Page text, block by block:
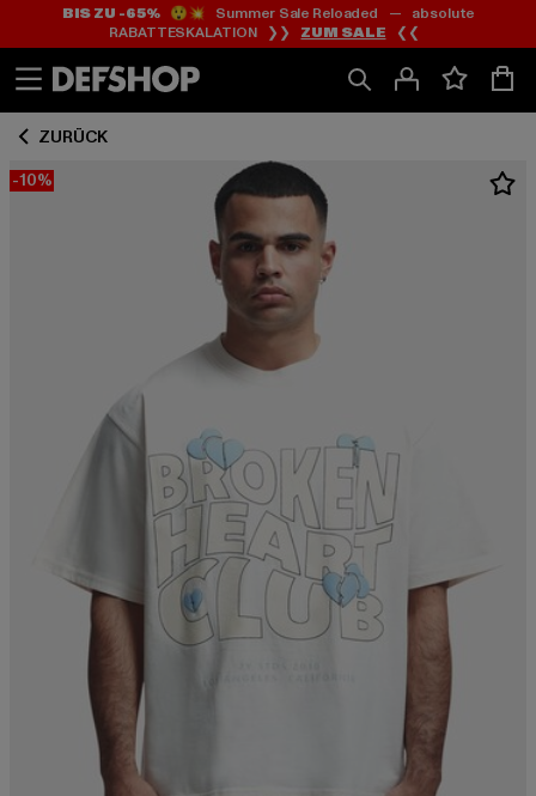
Zum
Inhalt
springen
Zum
Fußzeile
springen
BIS ZU -65%😲💥 Summer Sale Reloaded — absolute
RABATTESKALATION ❯❯ ZUM SALE ❮❮
ZURÜCK
-10%